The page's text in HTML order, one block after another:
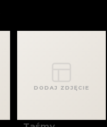
DODAJ ZDJĘCIE